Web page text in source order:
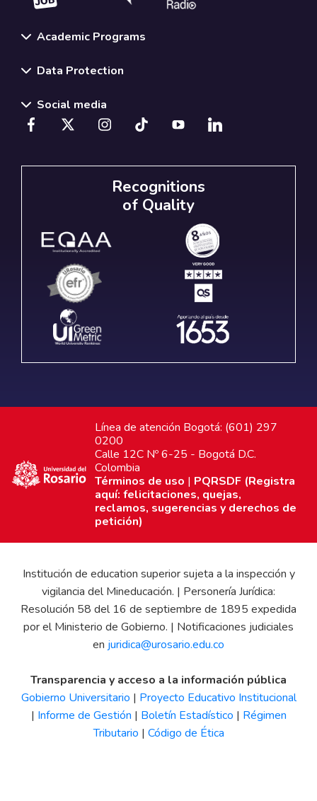
Academic Programs
Data Protection
Social media
Recognitions
of Quality
Línea de atención Bogotá: (601) 297
0200
Calle 12C Nº 6-25 - Bogotá D.C.
Colombia
Términos de uso | PQRSDF (Registra
aquí: felicitaciones, quejas,
reclamos, sugerencias y derechos de
petición)
Institución de education superior sujeta a la inspección y
vigilancia del Mineducación. | Personería Jurídica:
Resolución 58 del 16 de septiembre de 1895 expedida
por el Ministerio de Gobierno. | Notificaciones judiciales
en juridica@urosario.edu.co
Transparencia y acceso a la información pública
Gobierno Universitario | Proyecto Educativo Institucional
| Informe de Gestión | Boletín Estadístico | Régimen
Tributario | Código de Ética